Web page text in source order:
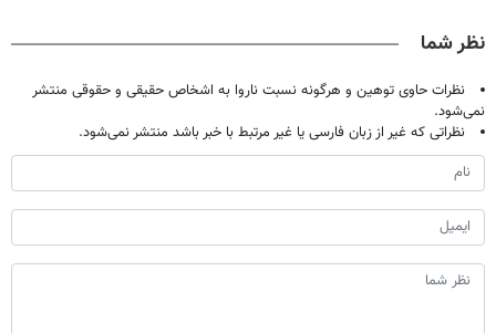
نظر شما
نظرات حاوی توهین و هرگونه نسبت ناروا به اشخاص حقیقی و حقوقی منتشر
نمی‌شود.
نظراتی که غیر از زبان فارسی یا غیر مرتبط با خبر باشد منتشر نمی‌شود.